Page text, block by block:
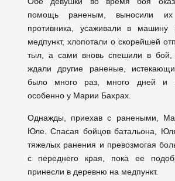
помощь раненым, выносили
противника, усаживали в
медпункт, хлопотали о скорейшей
тыл, а сами вновь спешили в бой,
ждали другие раненые,
было много раз, много дней и
особенно у Марии Бахрах.
Однажды, приехав с ранеными,
Юле. Спасая бойцов батальона,
тяжелых ранения и превозмогая
с переднего края, пока ее
принесли в деревню на медпункт.